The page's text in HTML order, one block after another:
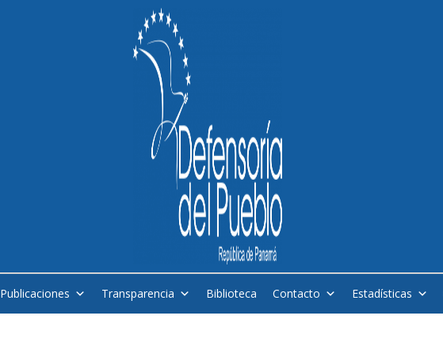
Publicaciones Transparencia Biblioteca Contacto Estadísticas